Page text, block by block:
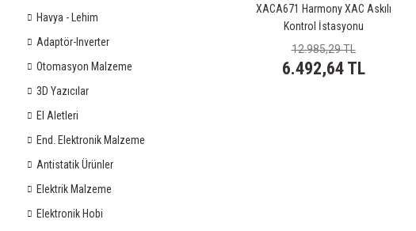
Havya - Lehim
Adaptör-Inverter
Otomasyon Malzeme
3D Yazıcılar
El Aletleri
End. Elektronik Malzeme
Antistatik Ürünler
Elektrik Malzeme
Elektronik Hobi
XACA671 Harmony XAC Askılı
Kontrol İstasyonu
12.985,29 TL
6.492,64 TL